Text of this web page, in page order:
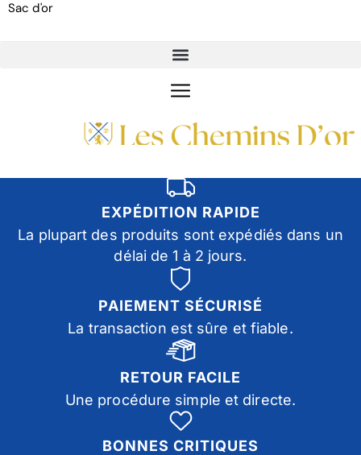
Sac d'or
EXPÉDITION RAPIDE
La plupart des produits sont expédiés dans un
délai de 1 à 2 jours.
PAIEMENT SÉCURISÉ
La transaction est sûre et fiable.
RETOUR FACILE
Une procédure simple et directe.
BONNES CRITIQUES